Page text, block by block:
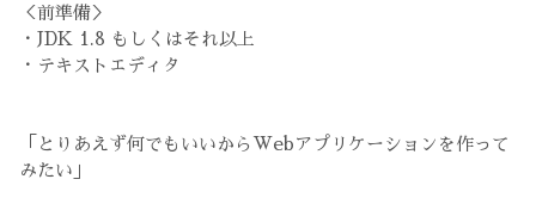
＜前準備＞
・JDK 1.8 もしくはそれ以上
・テキストエディタ
「とりあえず何でもいいからWebアプリケーションを作って
みたい」